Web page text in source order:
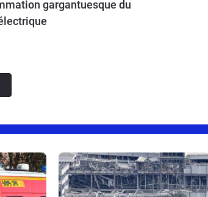
gargantuesque du